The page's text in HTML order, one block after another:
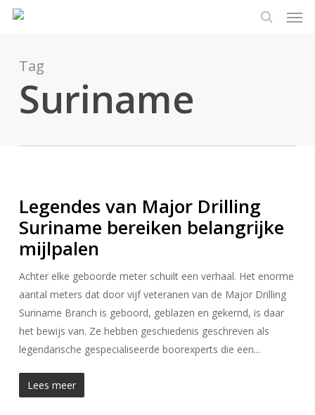
hoofdinhoud
Tag
Suriname
Legendes van Major Drilling
Suriname bereiken belangrijke
mijlpalen
Achter elke geboorde meter schuilt een verhaal. Het enorme
aantal meters dat door vijf veteranen van de Major Drilling
Suriname Branch is geboord, geblazen en gekernd, is daar
het bewijs van. Ze hebben geschiedenis geschreven als
legendarische gespecialiseerde boorexperts die een...
Lees meer